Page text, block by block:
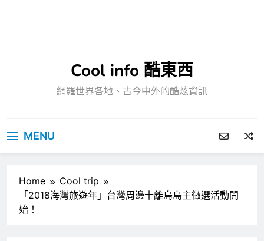
Cool info 酷東西
網羅世界各地、古今中外的酷炫資訊
MENU
Home
Cool trip
「2018海灣旅遊年」台灣周邊十離島島主徵選活動開
始！